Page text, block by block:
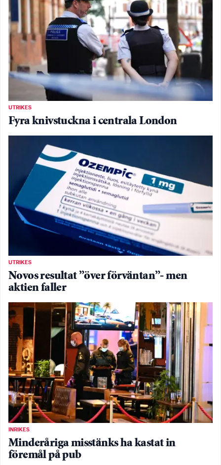
UTRIKES
Fyra knivstuckna i centrala London
UTRIKES
Novos resultat ”över förväntan”- men
aktien faller
INRIKES
Minderåriga misstänks ha kastat in
föremål på pub